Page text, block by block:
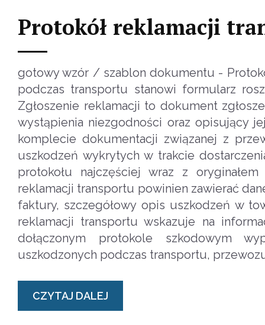
Protokół reklamacji
gotowy wzór / szablon dokumentu -
podczas transportu stanowi formularz
Zgłoszenie reklamacji to dokument
wystąpienia niezgodności oraz opisujący
komplecie dokumentacji związanej z
uszkodzeń wykrytych w trakcie
protokołu najczęściej wraz z
reklamacji transportu powinien zawierać
faktury, szczegółowy opis uszkodzeń w
reklamacji transportu wskazuje na
dołączonym protokole szkodowym
uszkodzonych podczas transportu,
CZYTAJ DALEJ